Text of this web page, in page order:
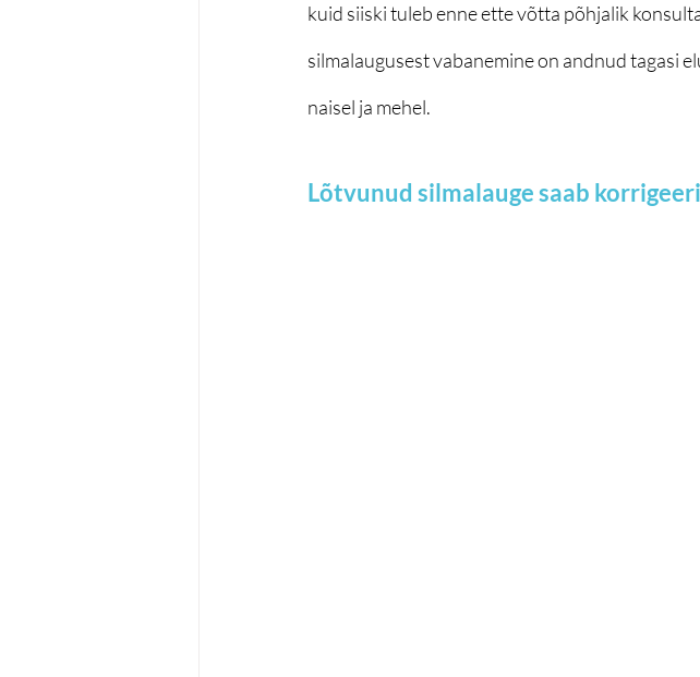
kuid siiski tuleb enne ette võtta põhjalik
silmalaugusest vabanemine on andnud tagasi
naisel ja mehel.
Lõtvunud silmalauge saab